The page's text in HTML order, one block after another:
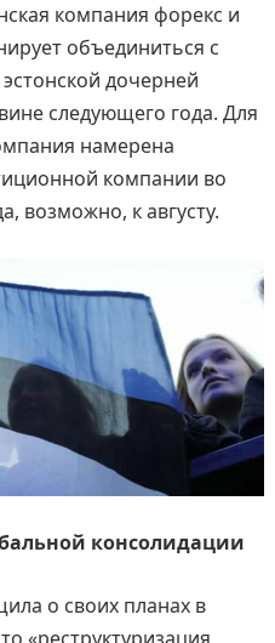
компания форекс и
объединиться с
дочерней
следующего года. Для
намерена
компании во
возможно, к августу.
консолидации
о своих планах в
«реструктуризация